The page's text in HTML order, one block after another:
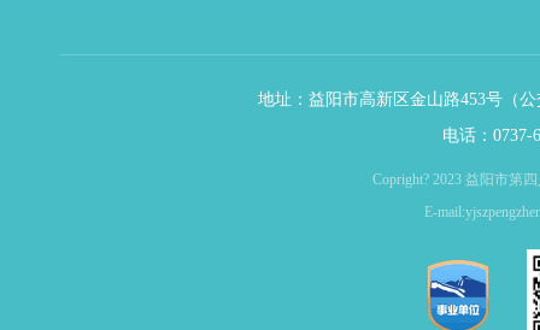
地址：益阳市高新区金山路453号（
电话：0737-
Copright? 2023 益阳市第
E-